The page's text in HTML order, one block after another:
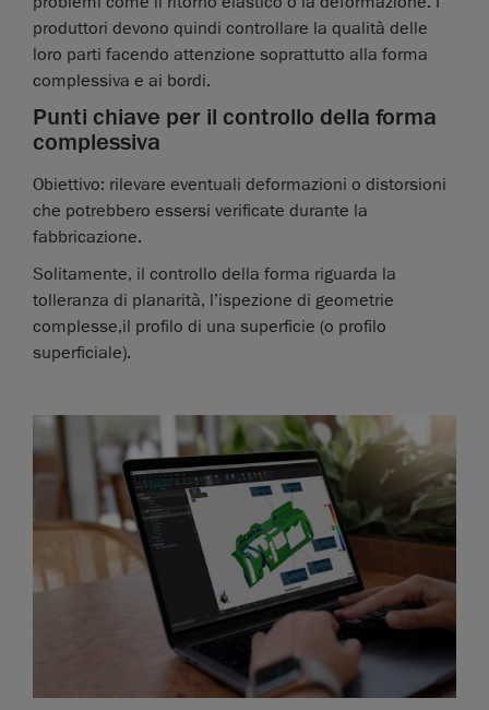
produttori devono quindi controllare la qualità delle
loro parti facendo attenzione soprattutto alla forma
complessiva e ai bordi.
Punti chiave per il controllo della forma
complessiva
Obiettivo: rilevare eventuali deformazioni o distorsioni
che potrebbero essersi verificate durante la
fabbricazione.
Solitamente, il controllo della forma riguarda la
tolleranza di planarità, l’ispezione di geometrie
complesse,il profilo di una superficie (o profilo
superficiale).